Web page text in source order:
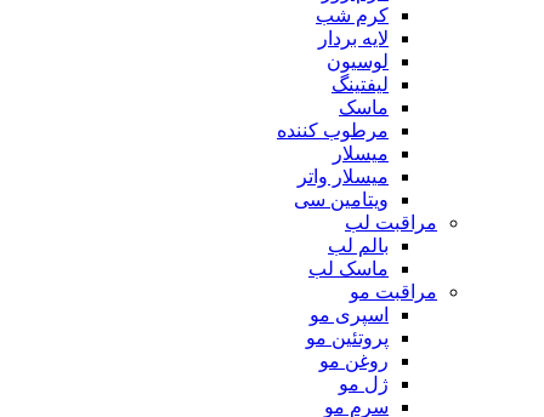
کرم شب
لایه بردار
لوسیون
لیفتینگ
ماسک
مرطوب کننده
میسلار
میسلار واتر
ویتامین سی
مراقبت لب
بالم لب
ماسک لب
مراقبت مو
اسپری مو
پروتئین مو
روغن مو
ژل مو
سرم مو